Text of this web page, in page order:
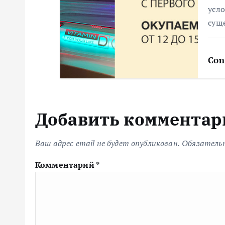
Добавить
Ваш адрес email не будет опубликован.
Комментарий*